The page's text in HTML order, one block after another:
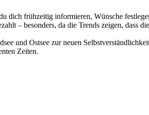
dich frühzeitig informieren, Wünsche
– besonders, da die Trends zeigen, dass
und Ostsee zur neuen
Zeiten.